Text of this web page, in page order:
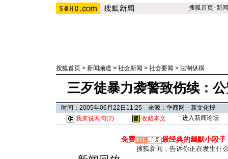
搜狐首页-新闻
搜狐首页 > 新闻频道 > 社会新闻 > 社会要闻 > 法制纵横
三歹徒暴力袭警致伤续：
时间：2005年06月22日11:25 来源：华商网—新文化报
我来说两句(2) 收藏本文 进入新闻论坛
免费 最经典的幽默小段子
搜狐新闻，告诉你正在发生什